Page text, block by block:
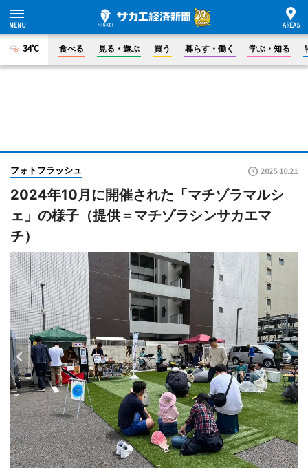
34°C 食べる 見る・遊ぶ 買う 暮らす・働く 学ぶ・知る
フォトフラッシュ 2025.10.21
2024年10月に開催された「マチゾラマルシ
ェ」の様子（提供＝マチゾラシンサカエマ
チ）